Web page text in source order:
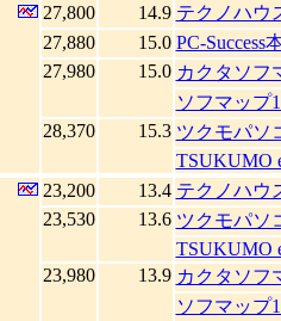
27,800 14.9 テクノハウ
27,880
15.0 PC-Success
27,980
15.0 カクタソフ
ソフマップ
28,370
15.3 ツクモパソ
TSUKUMO
23,200 13.4 テクノハウ
23,530
13.6 ツクモパソ
TSUKUMO
23,980
13.9 カクタソフ
ソフマップ